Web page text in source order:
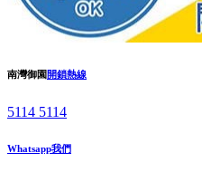
南灣御園開鎖熱線
5114 5114
Whatsapp我們